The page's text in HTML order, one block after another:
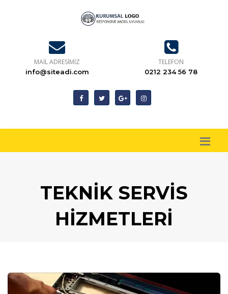
MAIL ADRESIMIZ
info@siteadi.com
TELEFON
0212 234 56 78
TEKNIK SERVIS
HIZMETLERI